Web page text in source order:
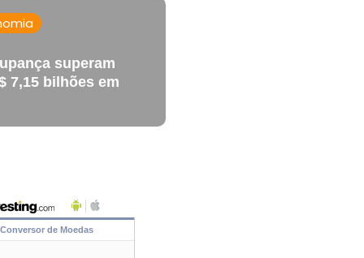
superam
7,15 bilhões em